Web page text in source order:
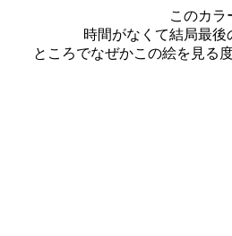
このカラ
時間がなくて結局最
ところでなぜかこの絵を見る